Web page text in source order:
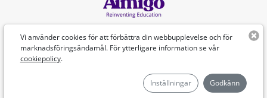
Vi använder cookies för att förbättra din webbupplevelse och för
marknadsföringsändamål. För ytterligare information se vår
cookiepolicy.
Inställningar Godkänn
Svenska